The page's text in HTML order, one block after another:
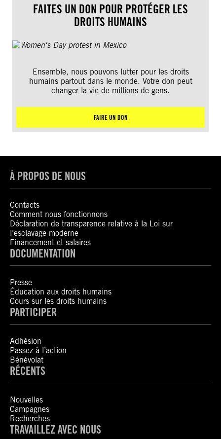
FAITES UN DON POUR PROTÉGER LES
DROITS HUMAINS
Ensemble, nous pouvons lutter pour les droits
humains partout dans le monde. Votre don peut
changer la vie de millions de gens.
FAIRE UN DON
À PROPOS DE NOUS
Contacts
Comment nous fonctionnons
Déclaration de transparence relative à la Loi sur
l’esclavage moderne
Financement et salaires
DOCUMENTATION
Presse
Éducation aux droits humains
Cours sur les droits humains
PARTICIPER
Adhésion
Passez à l’action
Bénévolat
RÉCENTS
Nouvelles
Campagnes
Recherches
TRAVAILLEZ AVEC NOUS